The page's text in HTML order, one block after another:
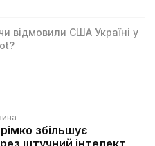
відмовили США Україні у
збільшує
штучний інтелект